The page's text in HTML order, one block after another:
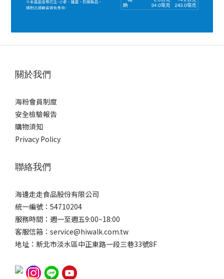
關於我們
海粉會員制度
安全檢驗報告
購物須知
Privacy Policy
聯絡我們
海邊走走食品股份有限公司
統一編號：54710204
服務時間：週一至週五9:00~18:00
客服信箱：service@hiwalk.com.tw
地址：新北市淡水區中正東路一段三巷33號8F